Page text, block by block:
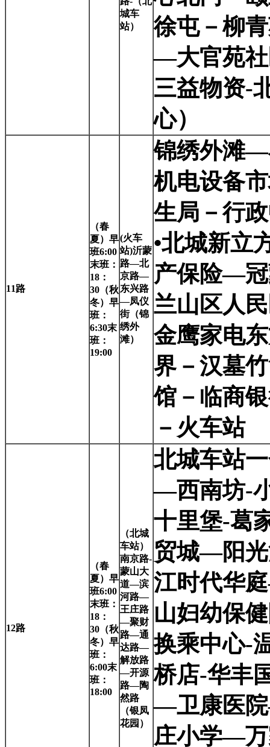
城车
站）
徐屯－柳
—大官苑
三益物资-
心）
11路
（春
夏）早
班6:00
末班：
18：
30（秋
冬）早
班：
6:30末
班：
19:00
(火车
站)沂蒙
路—北
京路—
东兴路
—凤仪
街（锦
绣外
滩）
锦绣外滩
机电设备
生局－行
•北城新立
产保险—冠
兰山区人
金鹰家电
界－汉墓
馆－临商
－火车站
12路
（春
夏）早
班6:00
末班：
18：
30（秋
冬）早
班：
6:00末
班：
18:00
（北城
车站）
南京路-
蒙山大
道—滨
河路—
王庄路
—聚财
路—通
达路—
解放路
—开源
路—陶
然路
（银凤
花园）
北城车站
—西南坊-
十里堡-葛
贸城—阳
江时代华
山妇幼保
换乘中心-
桥店-华丰
—卫康医
庄小学—